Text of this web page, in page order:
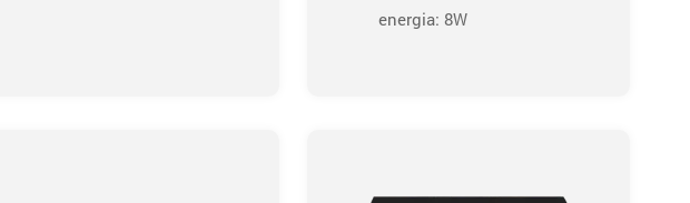
energia: 8W